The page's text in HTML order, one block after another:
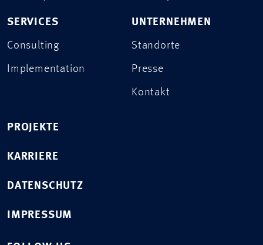
SERVICES
Consulting
Implementation
UNTERNEHMEN
Standorte
Presse
Kontakt
PROJEKTE
KARRIERE
DATENSCHUTZ
IMPRESSUM